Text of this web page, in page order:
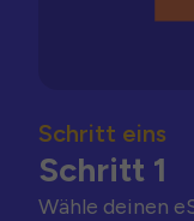
Schritt eins
Schritt 1
Wähle deinen